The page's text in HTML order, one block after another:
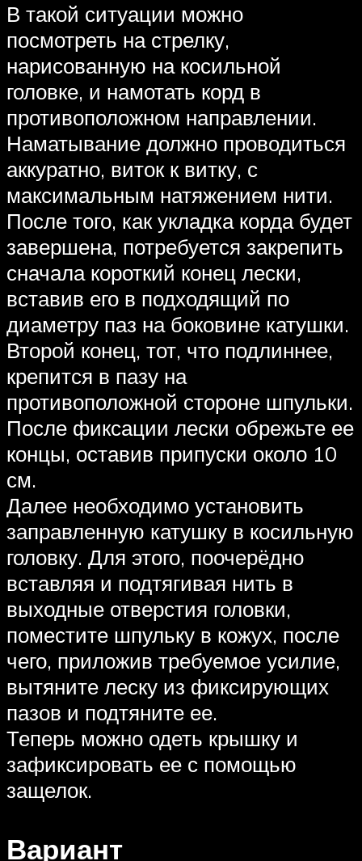
В такой ситуации можно
посмотреть на стрелку,
нарисованную на косильной
головке, и намотать корд в
противоположном направлении.
Наматывание должно проводиться
аккуратно, виток к витку, с
максимальным натяжением нити.
После того, как укладка корда будет
завершена, потребуется закрепить
сначала короткий конец лески,
вставив его в подходящий по
диаметру паз на боковине катушки.
Второй конец, тот, что подлиннее,
крепится в пазу на
противоположной стороне шпульки.
После фиксации лески обрежьте ее
концы, оставив припуски около 10
см.
Далее необходимо установить
заправленную катушку в косильную
головку. Для этого, поочерёдно
вставляя и подтягивая нить в
выходные отверстия головки,
поместите шпульку в кожух, после
чего, приложив требуемое усилие,
вытяните леску из фиксирующих
пазов и подтяните ее.
Теперь можно одеть крышку и
зафиксировать ее с помощью
защелок.
Вариант